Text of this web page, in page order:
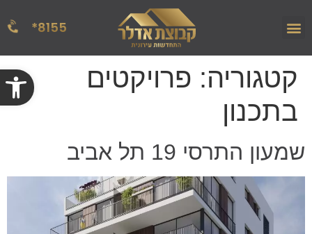
8155*
קטגוריה: פרויקטים
בתכנון
שמעון התרסי 19 תל אביב